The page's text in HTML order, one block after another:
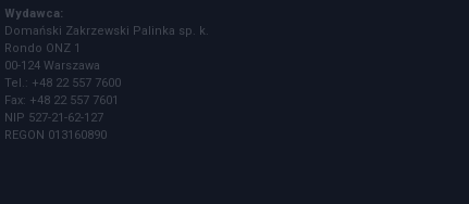
Wydawca:
Domański Zakrzewski Palinka sp. k.
Rondo ONZ 1
00-124 Warszawa
Tel.: +48 22 557 7600
Fax: +48 22 557 7601
NIP 527-21-62-127
REGON 013160890